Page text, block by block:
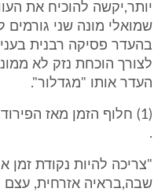
יותר,יקשה להוכיח את
שמואלי מונה שני
בהעדר פסיקה רבנית
לצורך הוכחת נזק לא
העדר אותו "מגדלור".
(1) חלוף הזמן מאז
.
"צריכה להיות נקודת זמן
שבה,בראיה אזרחית, עצם